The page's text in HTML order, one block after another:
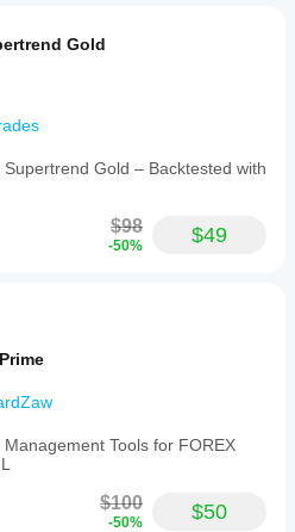
Gold
Gold – Backtested with
$98
-50% $49
Tools for FOREX
$100
-50% $50